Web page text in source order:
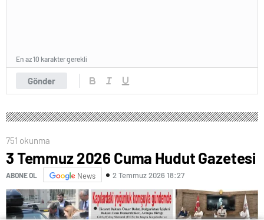
Gönder
En az 10 karakter gerekli
751 okunma
3 Temmuz 2026 Cuma Hudut Gazetesi
ABONE OL News 2 Temmuz 2026 18:27